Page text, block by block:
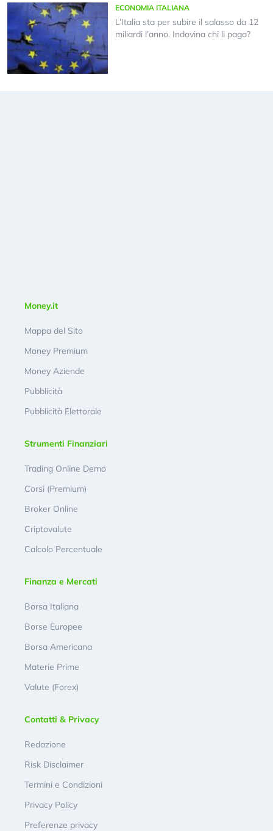
ECONOMIA ITALIANA
L’Italia sta per subire il salasso da 12
miliardi l’anno. Indovina chi li paga?
Money.it
Mappa del Sito
Money Premium
Money Aziende
Pubblicità
Pubblicità Elettorale
Strumenti Finanziari
Trading Online Demo
Corsi (Premium)
Broker Online
Criptovalute
Calcolo Percentuale
Finanza e Mercati
Borsa Italiana
Borse Europee
Borsa Americana
Materie Prime
Valute (Forex)
Contatti & Privacy
Redazione
Risk Disclaimer
Termini e Condizioni
Privacy Policy
Preferenze privacy